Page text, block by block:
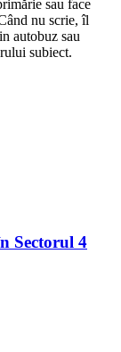
sau face
nu scrie, îl
autobuz sau
subiect.
Sectorul 4